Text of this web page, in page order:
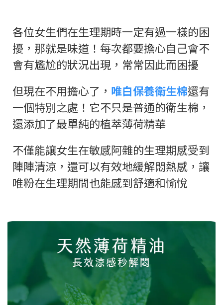
各位女生們在生理期時一定有過一樣的困
擾，那就是味道！每次都要擔心自己會不
會有尷尬的狀況出現，常常因此而困擾
但現在不用擔心了， 唯白保養衛生棉還有
一個特別之處！它不只是普通的衛生棉，
還添加了最單純的植萃薄荷精華
不僅能讓女生在敏感阿雜的生理期感受到
陣陣清涼，還可以有效地緩解悶熱感，讓
唯粉在生理期間也能感到舒適和愉悅